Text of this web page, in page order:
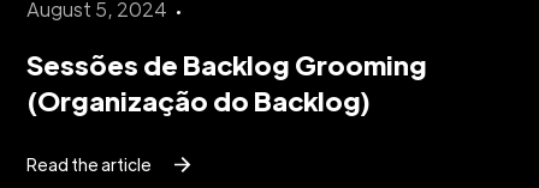
August 5, 2024
Sessões de Backlog Grooming
(Organização do Backlog)
Read the article